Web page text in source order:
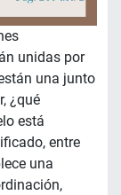
unidas por
una junto
¿qué
está
entre
una